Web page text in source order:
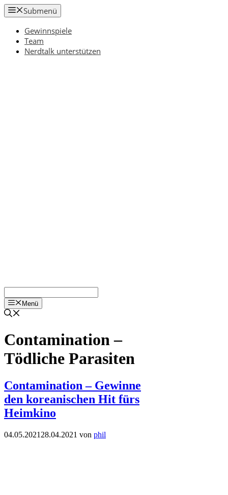
Zum
Inhalt
springen
Submenü
Gewinnspiele
Team
Nerdtalk unterstützen
Menü
Contamination –
Tödliche Parasiten
Contamination – Gewinne
den koreanischen Hit fürs
Heimkino
04.05.2021 28.04.2021 von phil